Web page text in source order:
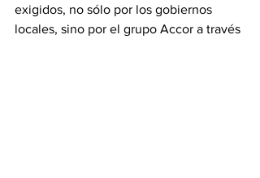
exigidos, no sólo por los gobiernos
locales, sino por el grupo Accor a través